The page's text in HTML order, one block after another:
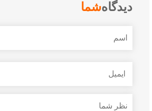
دیدگاهشما